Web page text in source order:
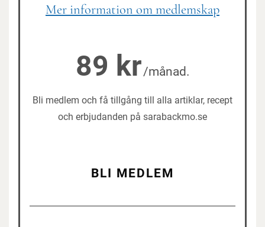
Mer information om medlemskap
89 kr/månad.
Bli medlem och få tillgång till alla artiklar, recept
och erbjudanden på sarabackmo.se
BLI MEDLEM